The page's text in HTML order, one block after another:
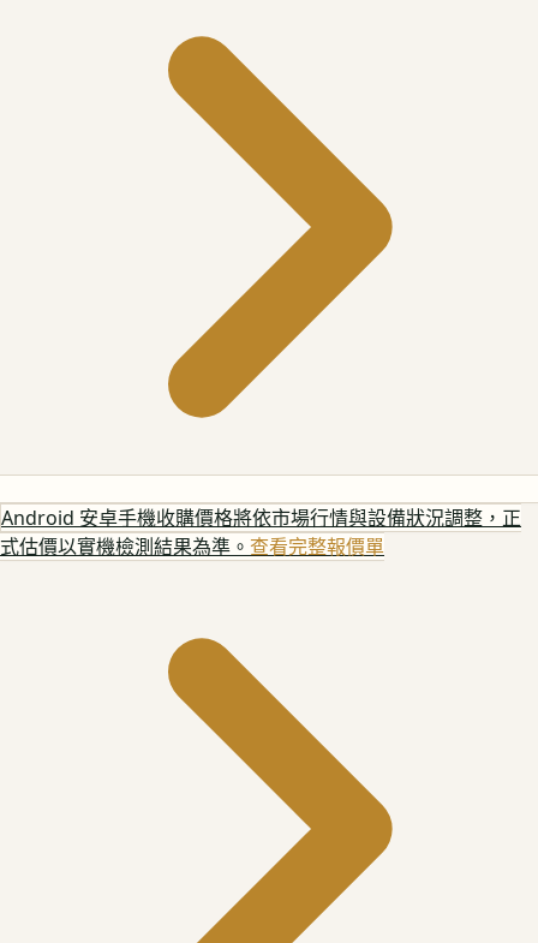
Android 安卓手機收購價格將依市場行情與設備狀況調整，正
式估價以實機檢測結果為準。 查看完整報價單